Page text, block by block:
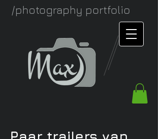
/photography portfolio